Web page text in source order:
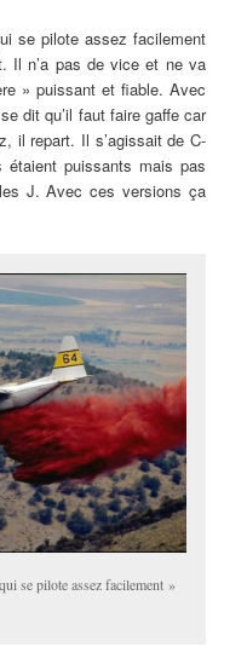
se pilote assez facilement
Il n’a pas de vice et ne va
» puissant et fiable. Avec
dit qu’il faut faire gaffe car
il repart. Il s’agissait de C-
étaient puissants mais pas
J. Avec ces versions ça
se pilote assez facilement »